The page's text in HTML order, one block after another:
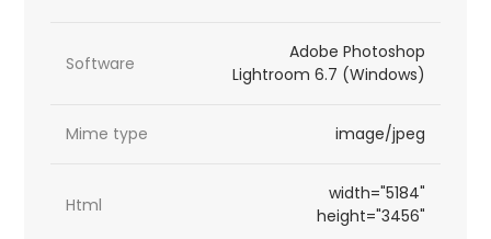
Software
Adobe Photoshop
Lightroom 6.7 (Windows)
Mime type image/jpeg
Html
width="5184"
height="3456"